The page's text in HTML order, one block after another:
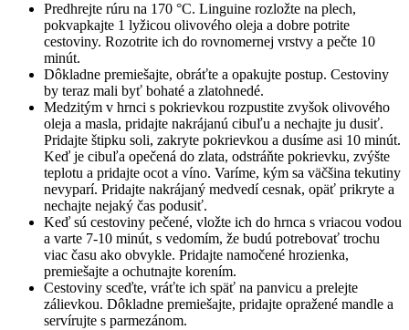
Predhrejte rúru na 170 °C. Linguine rozložte na plech,
pokvapkajte 1 lyžicou olivového oleja a dobre potrite
cestoviny. Rozotrite ich do rovnomernej vrstvy a pečte 10
minút.
Dôkladne premiešajte, obráťte a opakujte postup. Cestoviny
by teraz mali byť bohaté a zlatohnedé.
Medzitým v hrnci s pokrievkou rozpustite zvyšok olivového
oleja a masla, pridajte nakrájanú cibuľu a nechajte ju dusiť.
Pridajte štipku soli, zakryte pokrievkou a dusíme asi 10 minút.
Keď je cibuľa opečená do zlata, odstráňte pokrievku, zvýšte
teplotu a pridajte ocot a víno. Varíme, kým sa väčšina tekutiny
nevyparí. Pridajte nakrájaný medvedí cesnak, opäť prikryte a
nechajte nejaký čas podusiť.
Keď sú cestoviny pečené, vložte ich do hrnca s vriacou vodou
a varte 7-10 minút, s vedomím, že budú potrebovať trochu
viac času ako obvykle. Pridajte namočené hrozienka,
premiešajte a ochutnajte korením.
Cestoviny sceďte, vráťte ich späť na panvicu a prelejte
zálievkou. Dôkladne premiešajte, pridajte opražené mandle a
servírujte s parmezánom.